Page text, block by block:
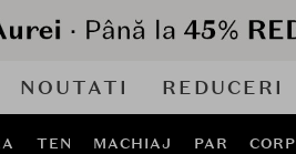
NOUTATI REDUCERI
TEN MACHIAJ PAR CORP